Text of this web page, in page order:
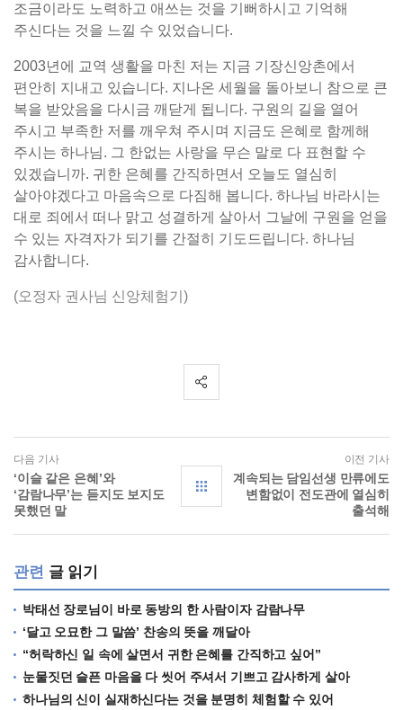
조금이라도 노력하고 애쓰는 것을 기뻐하시고 기억해
주신다는 것을 느낄 수 있었습니다.
2003년에 교역 생활을 마친 저는 지금 기장신앙촌에서
편안히 지내고 있습니다. 지나온 세월을 돌아보니 참으로 큰
복을 받았음을 다시금 깨닫게 됩니다. 구원의 길을 열어
주시고 부족한 저를 깨우쳐 주시며 지금도 은혜로 함께해
주시는 하나님. 그 한없는 사랑을 무슨 말로 다 표현할 수
있겠습니까. 귀한 은혜를 간직하면서 오늘도 열심히
살아야겠다고 마음속으로 다짐해 봅니다. 하나님 바라시는
대로 죄에서 떠나 맑고 성결하게 살아서 그날에 구원을 얻을
수 있는 자격자가 되기를 간절히 기도드립니다. 하나님
감사합니다.
(오정자 권사님 신앙체험기)
다음 기사
‘이슬 같은 은혜’와
‘감람나무’는 듣지도 보지도
못했던 말
이전 기사
계속되는 담임선생 만류에도
변함없이 전도관에 열심히
출석해
관련 글 읽기
박태선 장로님이 바로 동방의 한 사람이자 감람나무
‘달고 오묘한 그 말씀’ 찬송의 뜻을 깨달아
“허락하신 일 속에 살면서 귀한 은혜를 간직하고 싶어”
눈물짓던 슬픈 마음을 다 씻어 주셔서 기쁘고 감사하게 살아
하나님의 신이 실재하신다는 것을 분명히 체험할 수 있어